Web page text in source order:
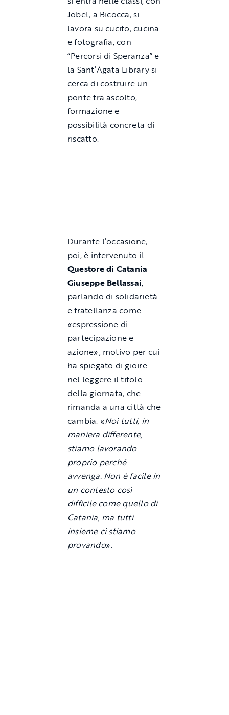
Jobel, a Bicocca, si
lavora su cucito, cucina
e fotografia; con
“Percorsi di Speranza” e
la Sant’Agata Library si
cerca di costruire un
ponte tra ascolto,
formazione e
possibilità concreta di
riscatto.
Durante l’occasione,
poi, è intervenuto il
Questore di Catania
Giuseppe Bellassai,
parlando di solidarietà
e fratellanza come
«espressione di
partecipazione e
azione», motivo per cui
ha spiegato di gioire
nel leggere il titolo
della giornata, che
rimanda a una città che
cambia: «Noi tutti, in
maniera differente,
stiamo lavorando
proprio perché
avvenga. Non è facile in
un contesto così
difficile come quello di
Catania, ma tutti
insieme ci stiamo
provando».